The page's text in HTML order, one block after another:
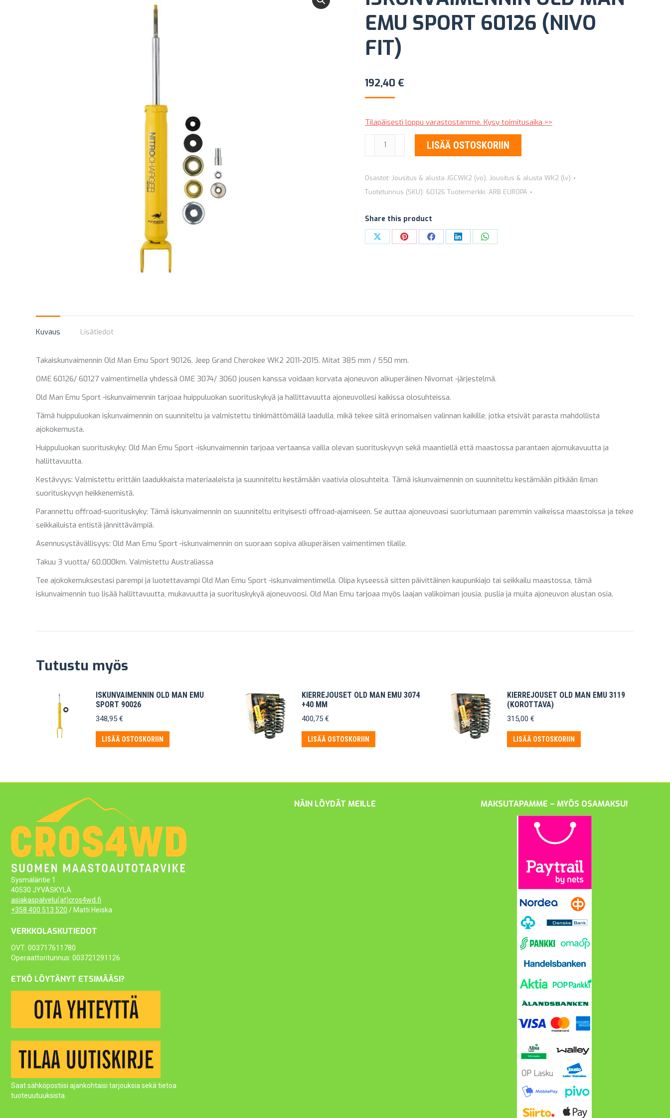
EMU SPORT 60126 (NIVO
FIT)
192,40 €
Tilapäisesti loppu varastostamme. Kysy toimitusaika >>
ISKUNVAIMENNIN
OLD
EMU
SPORT
(NIVO
FIT)
LISÄÄ OSTOSKORIIN
Osastot: Jousitus & alusta JGCWK2 (vo), Jousitus & alusta WK2 (lv)
Tuotetunnus (SKU): 60126 Tuotemerkki: ARB EUROPA
Share this product
Share Share Share Share Share
Kuvaus Lisätiedot
Takaiskunvaimennin Old Man Emu Sport 90126. Jeep Grand Cherokee WK2 2011-2015. Mitat 385 mm / 550 mm.
OME 60126/ 60127 vaimentimella yhdessä OME 3074/ 3060 jousen kanssa voidaan korvata ajoneuvon alkuperäinen Nivomat -järjestelmä.
Old Man Emu Sport -iskunvaimennin tarjoaa huippuluokan suorituskykyä ja hallittavuutta ajoneuvollesi kaikissa olosuhteissa.
Tämä huippuluokan iskunvaimennin on suunniteltu ja valmistettu tinkimättömällä laadulla, mikä tekee siitä erinomaisen valinnan kaikille, jotka etsivät parasta mahdollista
ajokokemusta.
Huippuluokan suorituskyky: Old Man Emu Sport -iskunvaimennin tarjoaa vertaansa vailla olevan suorituskyvyn sekä maantiellä että maastossa parantaen ajomukavuutta ja
hallittavuutta.
Kestävyys: Valmistettu erittäin laadukkaista materiaaleista ja suunniteltu kestämään vaativia olosuhteita. Tämä iskunvaimennin on suunniteltu kestämään pitkään ilman
suorituskyvyn heikkenemistä.
Parannettu offroad-suorituskyky: Tämä iskunvaimennin on suunniteltu erityisesti offroad-ajamiseen. Se auttaa ajoneuvoasi suoriutumaan paremmin vaikeissa maastoissa ja tekee
seikkailuista entistä jännittävämpiä.
Asennusystävällisyys: Old Man Emu Sport -iskunvaimennin on suoraan sopiva alkuperäisen vaimentimen tilalle.
Takuu 3 vuotta/ 60,000km. Valmistettu Australiassa
Tee ajokokemuksestasi parempi ja luotettavampi Old Man Emu Sport -iskunvaimentimella. Olipa kyseessä sitten päivittäinen kaupunkiajo tai seikkailu maastossa, tämä
iskunvaimennin tuo lisää hallittavuutta, mukavuutta ja suorituskykyä ajoneuvoosi. Old Man Emu tarjoaa myös laajan valikoiman jousia, puslia ja muita ajoneuvon alustan osia.
Tutustu myös
ISKUNVAIMENNIN OLD MAN EMU
SPORT 90026
348,95 €
LISÄÄ OSTOSKORIIN
KIERREJOUSET OLD MAN EMU 3074
+40 MM
400,75 €
LISÄÄ OSTOSKORIIN
KIERREJOUSET OLD MAN EMU 3119
(KOROTTAVA)
315,00 €
LISÄÄ OSTOSKORIIN
Sysmäläntie 1
40530 JYVÄSKYLÄ
asiakaspalvelu(at)cros4wd.fi
+358 400 513 520 / Matti Heiska
VERKKOLASKUTIEDOT
OVT: 003717611780
Operaattoritunnus: 003721291126
ETKÖ LÖYTÄNYT ETSIMÄÄSI?
Saat sähköpostiisi ajankohtaisi tarjouksia sekä tietoa
tuoteuutuuksista.
NÄIN LÖYDÄT MEILLE MAKSUTAPAMME – MYÖS OSAMAKSU!